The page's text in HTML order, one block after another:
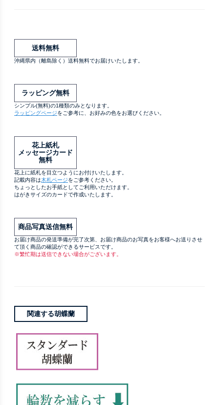
送料無料
沖縄県内（離島除く）送料無料でお届けいたします。
ラッピング無料
シンプル(無料)の1種類のみとなります。
ラッピングページをご参考に、お好みの色をお選びください。
花上紙札
メッセージカード
無料
花上に紙札を目立つようにお付けいたします。
記載内容は木札ページをご参考ください。
ちょっとしたお手紙としてご利用いただけます。
はがきサイズのカードで作成いたします。
商品写真送信無料
お届け商品の発送準備が完了次第、お届け商品のお写真をお客様へお送りさせ
て頂く商品の確認ができるサービスです。
※繁忙期は送信できない場合がございます。
関連する胡蝶蘭